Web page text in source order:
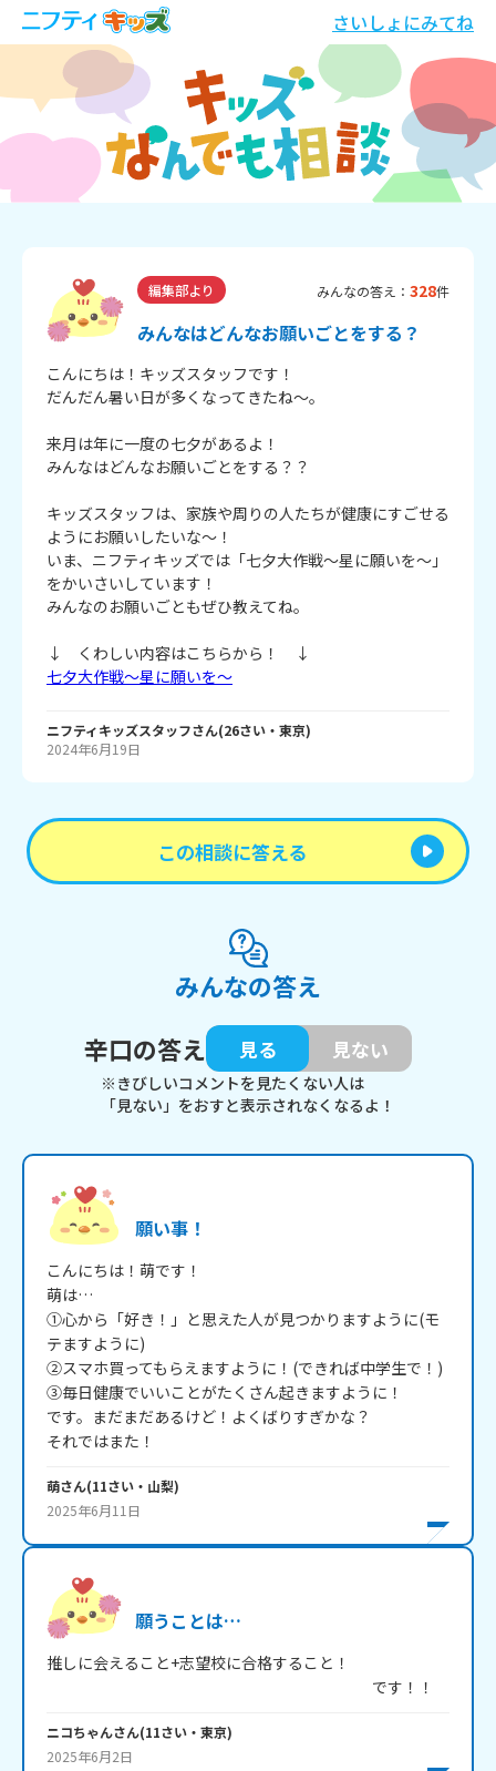
さいしょにみてね
編集部より みんなの答え： 328件
みんなはどんなお願いごとをする？
こんにちは！キッズスタッフです！
だんだん暑い日が多くなってきたね～。
来月は年に一度の七夕があるよ！
みんなはどんなお願いごとをする？？
キッズスタッフは、家族や周りの人たちが健康にすごせる
ようにお願いしたいな～！
いま、ニフティキッズでは「七夕大作戦～星に願いを～」
をかいさいしています！
みんなのお願いごともぜひ教えてね。
↓ くわしい内容はこちらから！ ↓
七夕大作戦～星に願いを～
ニフティキッズスタッフさん(26さい・ 東京)
2024年6月19日
この相談に答える
みんなの答え
辛口の答え
見る 見ない
※きびしいコメントを見たくない人は
「見ない」をおすと表示されなくなるよ！
願い事！
こんにちは！萌です！
萌は…
①心から「好き！」と思えた人が見つかりますように(モ
テますように)
②スマホ買ってもらえますように！(できれば中学生で！)
③毎日健康でいいことがたくさん起きますように！
です。まだまだあるけど！よくばりすぎかな？
それではまた！
萌さん(11さい・ 山梨)
2025年6月11日
願うことは…
推しに会えること+志望校に合格すること！
です！！
ニコちゃんさん(11さい・ 東京)
2025年6月2日